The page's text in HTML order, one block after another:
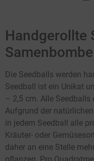
Handgerollte
Die Seedballs werden
Seedball ist ein Unikat
– 2,5 cm. Alle
Aufgrund der
in jedem Seedball alle
Kräuter- oder
daher an eine Stelle